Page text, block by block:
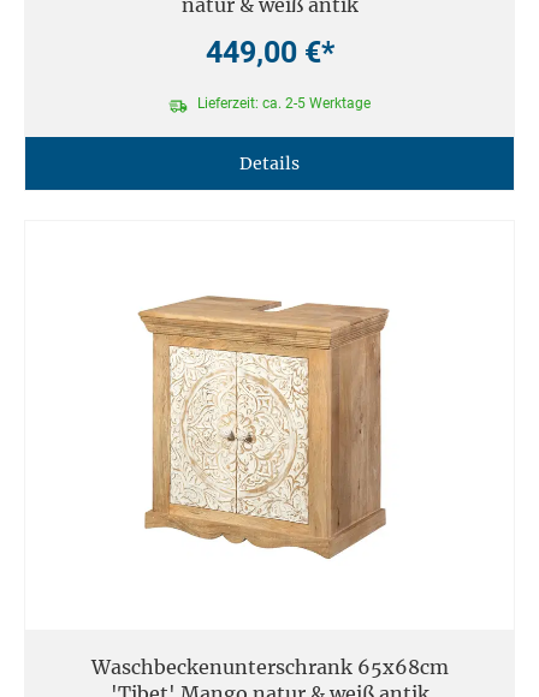
natur & weiß antik
449,00 €*
Lieferzeit: ca. 2-5 Werktage
Details
Waschbeckenunterschrank 65x68cm